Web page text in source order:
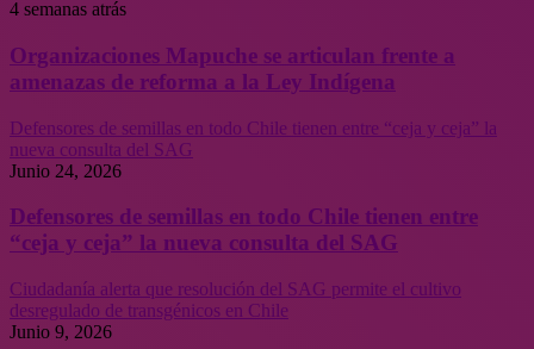
4 semanas atrás
Organizaciones Mapuche se articulan frente a
amenazas de reforma a la Ley Indígena
Defensores de semillas en todo Chile tienen entre “ceja y ceja” la
nueva consulta del SAG
Junio 24, 2026
Defensores de semillas en todo Chile tienen entre
“ceja y ceja” la nueva consulta del SAG
Ciudadanía alerta que resolución del SAG permite el cultivo
desregulado de transgénicos en Chile
Junio 9, 2026